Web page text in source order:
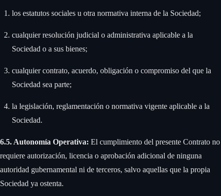
los estatutos sociales u otra normativa interna de la Sociedad;
cualquier resolución judicial o administrativa aplicable a la
Sociedad o a sus bienes;
cualquier contrato, acuerdo, obligación o compromiso del que la
Sociedad sea parte;
la legislación, reglamentación o normativa vigente aplicable a la
Sociedad.
6.5. Autonomía Operativa: El cumplimiento del presente Contrato no
requiere autorización, licencia o aprobación adicional de ninguna
autoridad gubernamental ni de terceros, salvo aquellas que la propia
Sociedad ya ostenta. ‍